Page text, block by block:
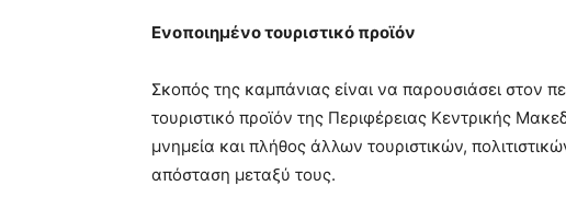
Ενοποιημένο τουριστικό προϊόν
Σκοπός της καμπάνιας είναι να παρουσιάσει στον
τουριστικό προϊόν της Περιφέρειας Κεντρικής
μνημεία και πλήθος άλλων τουριστικών,
απόσταση μεταξύ τους.